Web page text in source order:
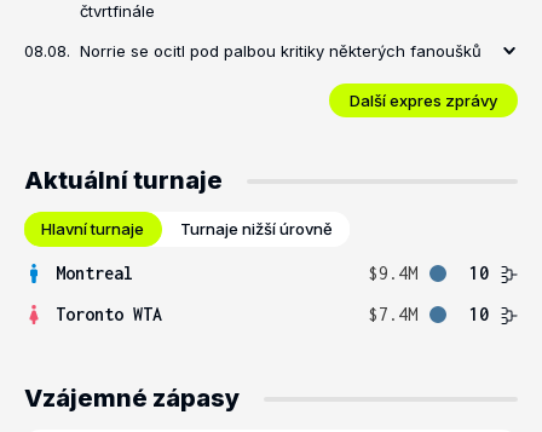
čtvrtfinále
08.08. Norrie se ocitl pod palbou kritiky některých fanoušků
Další expres zprávy
Aktuální turnaje
Hlavní turnaje Turnaje nižší úrovně
Montreal $9.4M
10
Toronto WTA
$7.4M 10
Vzájemné zápasy